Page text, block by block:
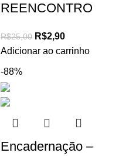
REENCONTRO
R$25,00 R$2,90
Adicionar ao carrinho
-88%
Encadernação –